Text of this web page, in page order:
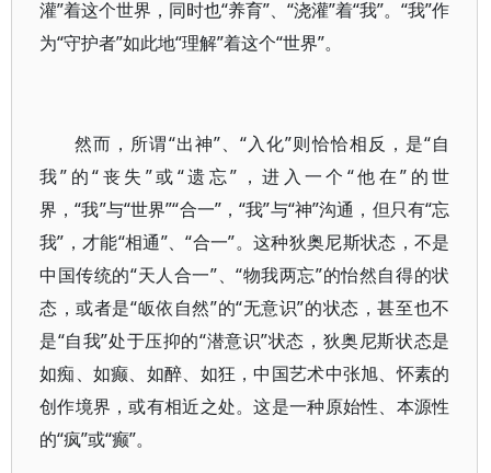
灌”着这个世界，同时也“养育”、“浇灌”着“我”。“我”作
为“守护者”如此地“理解”着这个“世界”。
然而，所谓“出神”、“入化”则恰恰相反，是“自
我”的“丧失”或“遗忘”，进入一个“他在”的世
界，“我”与“世界”“合一”，“我”与“神”沟通，但只有“忘
我”，才能“相通”、“合一”。这种狄奥尼斯状态，不是
中国传统的“天人合一”、“物我两忘”的怡然自得的状
态，或者是“皈依自然”的“无意识”的状态，甚至也不
是“自我”处于压抑的“潜意识”状态，狄奥尼斯状态是
如痴、如癫、如醉、如狂，中国艺术中张旭、怀素的
创作境界，或有相近之处。这是一种原始性、本源性
的“疯”或“癫”。